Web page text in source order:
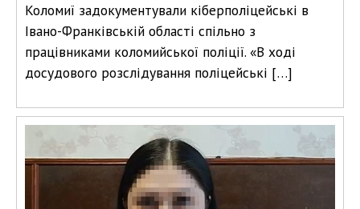
Коломиї задокументували кіберполіцейські в
Івано-Франківській області спільно з
працівниками коломийської поліції. «В ході
досудового розслідування поліцейські […]